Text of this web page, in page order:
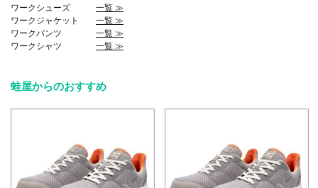
ワークシューズ 一覧 ≫
ワークジャケット 一覧 ≫
ワークパンツ 一覧 ≫
ワークシャツ 一覧 ≫
蛙屋からのおすすめ